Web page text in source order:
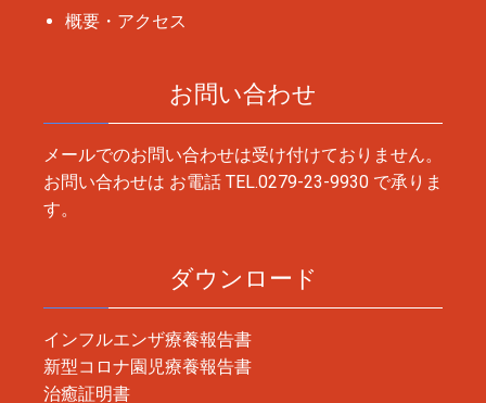
概要・アクセス
お問い合わせ
メールでのお問い合わせは受け付けておりません。
お問い合わせは お電話 TEL.0279-23-9930 で承りま
す。
ダウンロード
インフルエンザ療養報告書
新型コロナ園児療養報告書
治癒証明書